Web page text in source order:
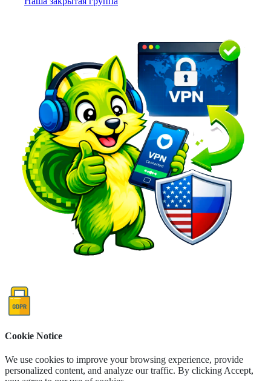
Cookie Notice
We use cookies to improve your browsing experience, provide
personalized content, and analyze our traffic. By clicking Accept,